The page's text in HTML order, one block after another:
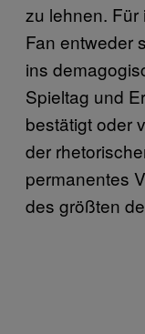
zu lehnen.
Fan entweder
ins
Spieltag und
bestätigt oder
der
permanentes
des größten